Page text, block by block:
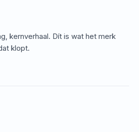
kernverhaal. Dít is wat het merk
klopt.